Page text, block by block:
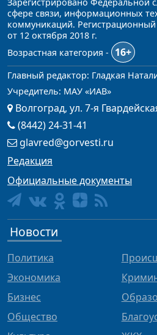
сфере связи, информационных
коммуникаций.
от 12 октября 2018 г.
Возрастная категория -
16+
Главный редактор: Гладкая
Учредитель: МАУ «ИАВ»
Волгоград, ул. 7-я
(8442) 24-31-41
glavred@gorvesti.ru
Редакция
Официальные документы
Новости
Политика
Экономика
Бизнес
Общество